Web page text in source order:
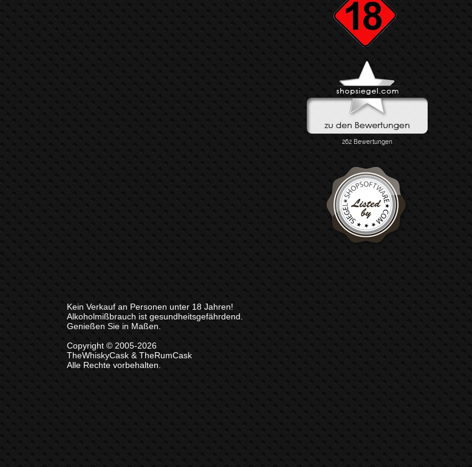
Kein Verkauf an Personen unter 18 Jahren!
Alkoholmißbrauch ist gesundheitsgefährdend.
Genießen Sie in Maßen.
Copyright © 2005-2026
TheWhiskyCask & TheRumCask
Alle Rechte vorbehalten.